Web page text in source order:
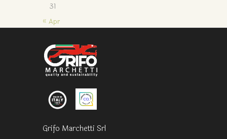
31
« Apr
Grifo Marchetti Srl